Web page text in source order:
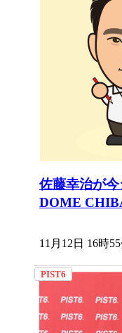
佐藤幸治が
DOME
11月12日 16時